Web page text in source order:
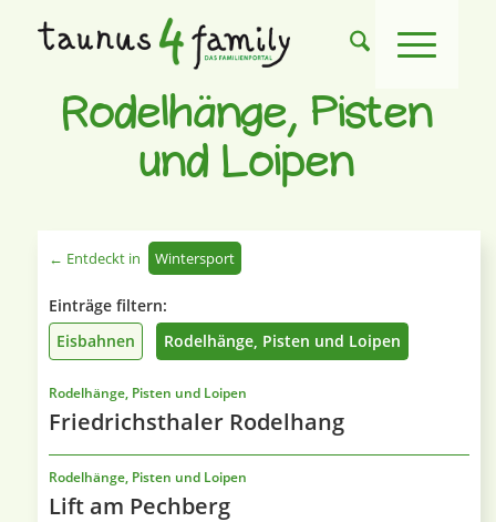
Rodelhänge, Pisten
und Loipen
← Entdeckt in Wintersport
Einträge filtern:
Eisbahnen
Rodelhänge, Pisten und Loipen
Rodelhänge, Pisten und Loipen
Friedrichsthaler Rodelhang
Rodelhänge, Pisten und Loipen
Lift am Pechberg